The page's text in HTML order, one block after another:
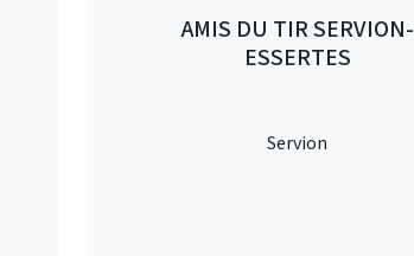
AMIS DU TIR SERVION-
ESSERTES
Servion